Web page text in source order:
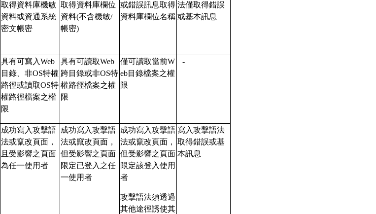
取得資料庫機敏
資料或資通系統
密文帳密
取得資料庫欄位
資料(不含機敏/
帳密)
或錯誤訊息取得
資料庫欄位名稱
法僅取得錯誤
或基本訊息
具有可寫入Web
目錄、非OS特權
路徑或讀取OS特
權路徑檔案之權
限
具有可讀取Web
跨目錄或非OS特
權路徑檔案之權
限
僅可讀取當前W
eb目錄檔案之權
限
-
成功寫入攻擊語
法或竄改頁面，
且受影響之頁面
為任一使用者
成功寫入攻擊語
法或竄改頁面，
但受影響之頁面
限定已登入之任
一使用者
成功寫入攻擊語
法或竄改頁面，
但受影響之頁面
限定該登入使用
者
攻擊語法須透過
其他途徑誘使其
寫入攻擊語法
取得錯誤或基
本訊息